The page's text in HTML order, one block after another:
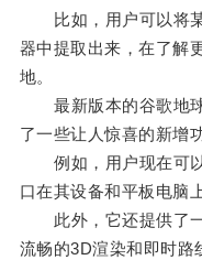
比如，用户可以将某
器中提取出来，在了解
地。
最新版本的谷歌地球
了一些让人惊喜的新增
例如，用户现在可以
口在其设备和平板电脑
此外，它还提供了一
流畅的3D渲染和即时路